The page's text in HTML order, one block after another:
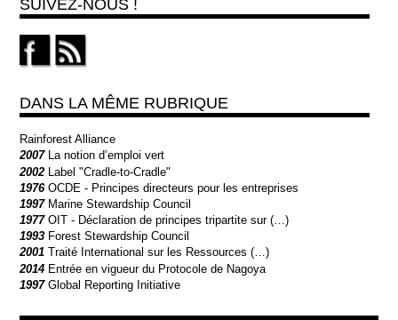
SUIVEZ-NOUS !
DANS LA MÊME RUBRIQUE
Rainforest Alliance
2007 La notion d’emploi vert
2002 Label "Cradle-to-Cradle"
1976OCDE - Principes directeurs pour les entreprises
1997 Marine Stewardship Council
1977OIT - Déclaration de principes tripartite sur (…)
1993 Forest Stewardship Council
2001Traité International sur les Ressources (…)
2014 Entrée en vigueur du Protocole de Nagoya
1997Global Reporting Initiative